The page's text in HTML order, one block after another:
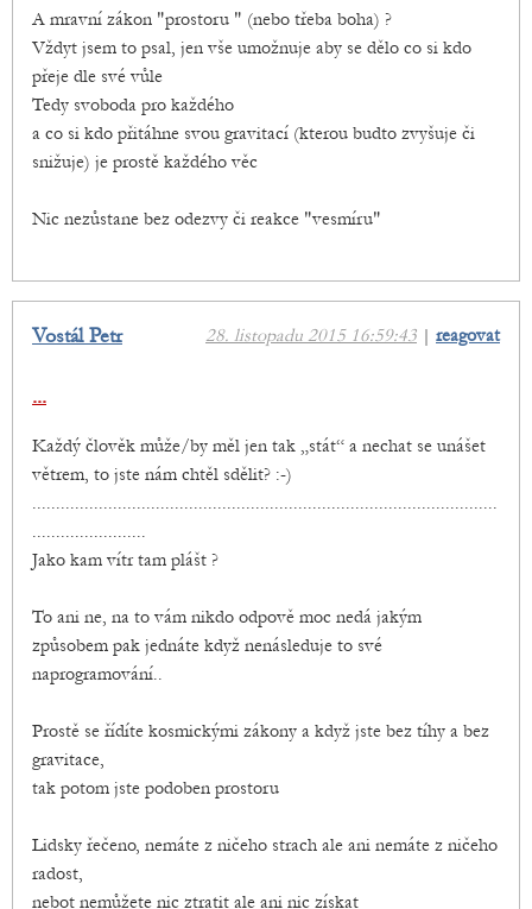
A mravní zákon "prostoru " (nebo třeba boha) ?
Vždyt jsem to psal, jen vše umožnuje aby se dělo co si kdo
přeje dle své vůle
Tedy svoboda pro každého
a co si kdo přitáhne svou gravitací (kterou budto zvyšuje či
snižuje) je prostě každého věc
Nic nezůstane bez odezvy či reakce "vesmíru"
28. listopadu 2015 16:59:43 | reagovat
Vostál Petr
...
Každý člověk může/by měl jen tak „stát“ a nechat se unášet
větrem, to jste nám chtěl sdělit? :-)
..................................................................................................
........................
Jako kam vítr tam plášt ?
To ani ne, na to vám nikdo odpově moc nedá jakým
způsobem pak jednáte když nenásleduje to své
naprogramování..
Prostě se řídíte kosmickými zákony a když jste bez tíhy a bez
gravitace,
tak potom jste podoben prostoru
Lidsky řečeno, nemáte z ničeho strach ale ani nemáte z ničeho
radost,
nebot nemůžete nic ztratit ale ani nic získat